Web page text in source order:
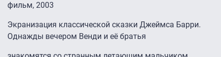
фильм, 2003
Экранизация классической сказки Джеймса Барри.
Однажды вечером Венди и её братья